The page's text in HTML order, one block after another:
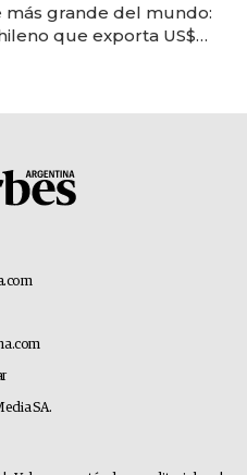
más grande del mundo:
que exporta US$
SA.